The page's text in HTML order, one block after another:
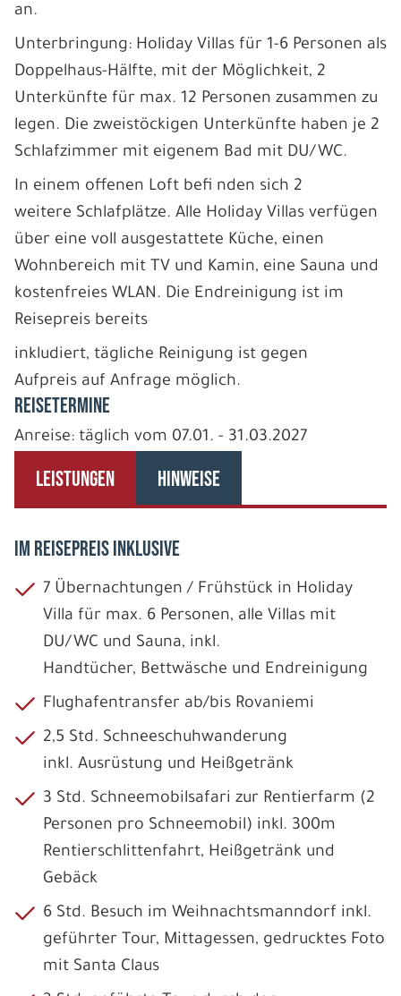
an.
Unterbringung: Holiday Villas für 1-6 Personen als
Doppelhaus-Hälfte, mit der Möglichkeit, 2
Unterkünfte für max. 12 Personen zusammen zu
legen. Die zweistöckigen Unterkünfte haben je 2
Schlafzimmer mit eigenem Bad mit DU/WC.
In einem offenen Loft befi nden sich 2
weitere Schlafplätze. Alle Holiday Villas verfügen
über eine voll ausgestattete Küche, einen
Wohnbereich mit TV und Kamin, eine Sauna und
kostenfreies WLAN. Die Endreinigung ist im
Reisepreis bereits
inkludiert, tägliche Reinigung ist gegen
Aufpreis auf Anfrage möglich.
REISETERMINE
Anreise: täglich vom 07.01. - 31.03.2027
LEISTUNGEN HINWEISE
IM REISEPREIS INKLUSIVE
7 Übernachtungen / Frühstück in Holiday
Villa für max. 6 Personen, alle Villas mit
DU/WC und Sauna, inkl.
Handtücher, Bettwäsche und Endreinigung
Flughafentransfer ab/bis Rovaniemi
2,5 Std. Schneeschuhwanderung
inkl. Ausrüstung und Heißgetränk
3 Std. Schneemobilsafari zur Rentierfarm (2
Personen pro Schneemobil) inkl. 300m
Rentierschlittenfahrt, Heißgetränk und
Gebäck
6 Std. Besuch im Weihnachtsmanndorf inkl.
geführter Tour, Mittagessen, gedrucktes Foto
mit Santa Claus